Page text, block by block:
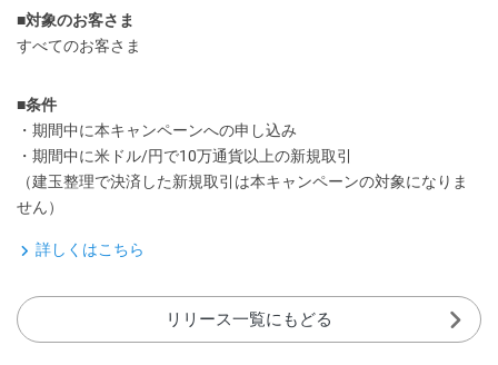
■対象のお客さま
すべてのお客さま
■条件
・期間中に本キャンペーンへの申し込み
・期間中に米ドル/円で10万通貨以上の新規取引
（建玉整理で決済した新規取引は本キャンペーンの対象になりま
せん）
詳しくはこちら
リリース一覧にもどる